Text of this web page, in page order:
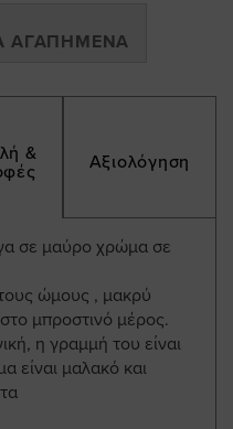
ΑΓΑΠΗΜΈΝΑ
&
Αξιολόγηση
σε μαύρο χρώμα σε
ώμους , μακρύ
στο μπροστινό μέρος.
η γραμμή του είναι
είναι μαλακό και